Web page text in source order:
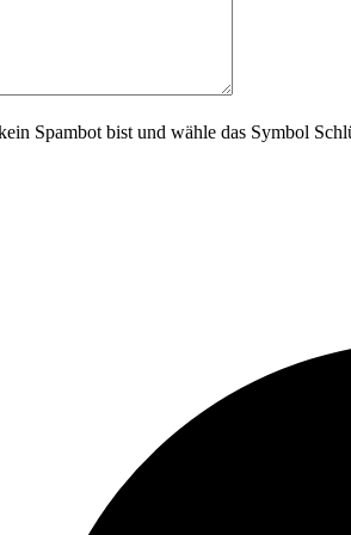
Spambot bist und wähle das Symbol